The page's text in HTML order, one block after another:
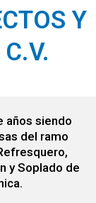
Y
años siendo
del ramo
y Soplado de